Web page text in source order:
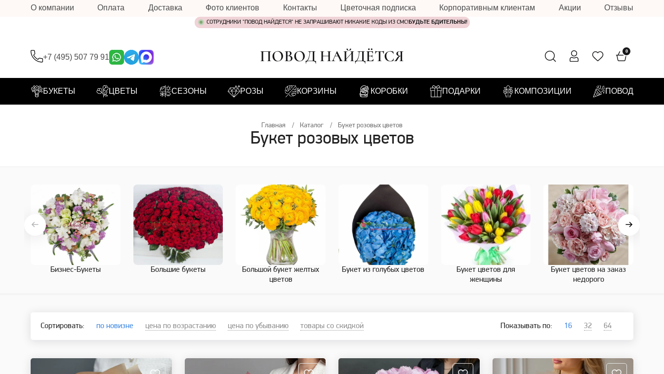
О компании Оплата Доставка Фото клиентов Контакты Цветочная подписка Корпоративным клиентам Акции Отзывы
СОТРУДНИКИ "ПОВОД НАЙДЕТСЯ" НЕ ЗАПРАШИВАЮТ НИКАКИЕ КОДЫ ИЗ СМС! БУДЬТЕ БДИТЕЛЬНЫ!
+7 (495) 507 79 91 ПОВОД НАЙДЁТСЯ 0
БУКЕТЫ ЦВЕТЫ СЕЗОНЫ РОЗЫ КОРЗИНЫ КОРОБКИ ПОДАРКИ КОМПОЗИЦИИ ПОВОД
Главная Каталог Букет розовых цветов
Букет розовых цветов
Бизнес-Букеты Большие букеты
Большой букет желтых
цветов
Букет из голубых цветов
Букет цветов для
женщины
Букет цветов на заказ
недорого
Сортировать: по новизне цена по возрастанию цена по убыванию товары со скидкой Показывать по: 16 32 64